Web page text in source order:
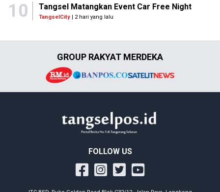
10 Tangsel Matangkan Event Car Free Night
TangselCity | 2 hari yang lalu
GROUP RAKYAT MERDEKA
FOLLOW US